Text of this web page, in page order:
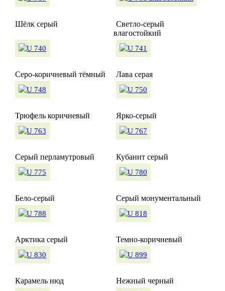
Шёлк серый
Светло-серый
влагостойкий
Серо-коричневый тёмный Лава серая
Трюфель коричневый Ярко-серый
Серый перламутровый Кубанит серый
Бело-серый Серый монументальный
Арктика серый Темно-коричневый
Карамель нюд Нежный черный